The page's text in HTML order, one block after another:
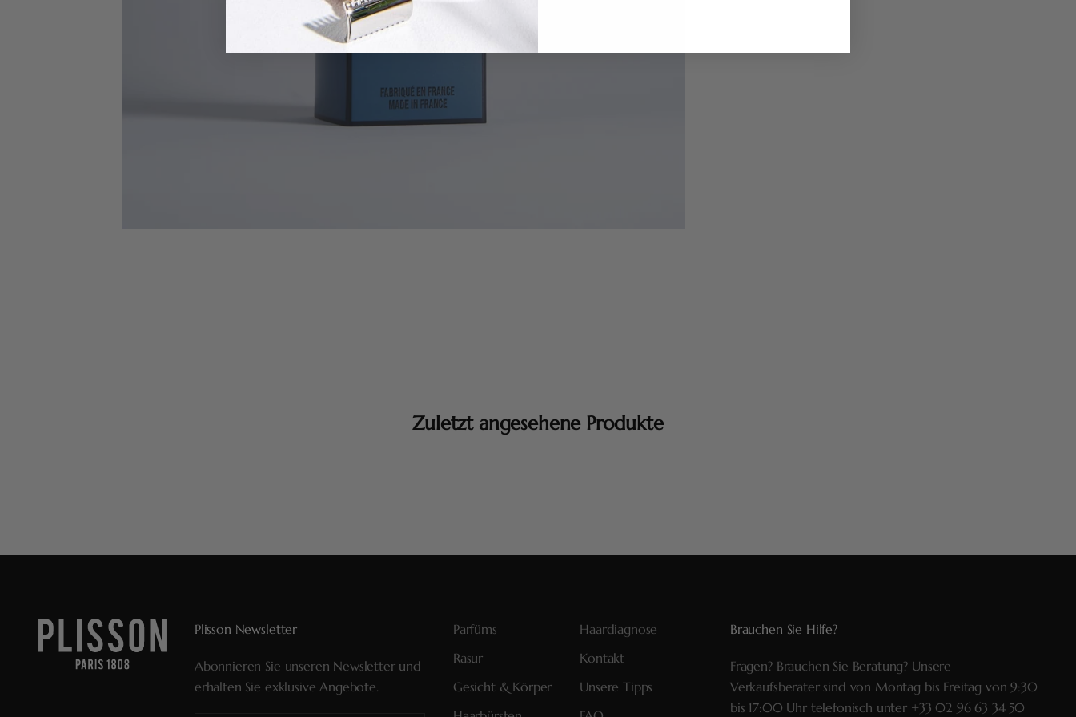
Zuletzt angesehene Produkte
Plisson Newsletter
Abonnieren Sie unseren Newsletter und
erhalten Sie exklusive Angebote.
Parfüms
Rasur
Gesicht & Körper
Haardiagnose
Kontakt
Unsere Tipps
Brauchen Sie Hilfe?
Fragen? Brauchen Sie Beratung? Unsere
Verkaufsberater sind von Montag bis Freitag von 9:30
bis 17:00 Uhr telefonisch unter +33 02 96 63 34 50